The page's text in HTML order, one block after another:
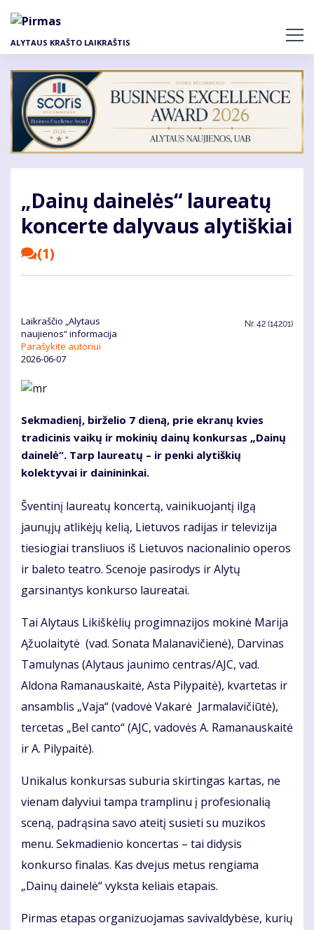
pagrindinį
ALYTAUS KRAŠTO LAIKRAŠTIS
„Dainų dainelės“ laureatų
koncerte dalyvaus alytiškiai
(1)
Laikraščio „Alytaus
naujienos“ informacija
Parašykite autoriui
2026-06-07
Nr. 42 (14201)
Sekmadienį, birželio 7 dieną, prie ekranų kvies
tradicinis vaikų ir mokinių dainų konkursas „Dainų
dainelė“. Tarp laureatų – ir penki alytiškių
kolektyvai ir dainininkai.
Šventinį laureatų koncertą, vainikuojantį ilgą
jaunųjų atlikėjų kelią, Lietuvos radijas ir televizija
tiesiogiai transliuos iš Lietuvos nacionalinio operos
ir baleto teatro. Scenoje pasirodys ir Alytų
garsinantys konkurso laureatai.
Tai Alytaus Likiškėlių progimnazijos mokinė Marija
Ąžuolaitytė (vad. Sonata Malanavičienė), Darvinas
Tamulynas (Alytaus jaunimo centras/AJC, vad.
Aldona Ramanauskaitė, Asta Pilypaitė), kvartetas ir
ansamblis „Vaja“ (vadovė Vakarė Jarmalavičiūtė),
tercetas „Bel canto“ (AJC, vadovės A. Ramanauskaitė
ir A. Pilypaitė).
Unikalus konkursas suburia skirtingas kartas, ne
vienam dalyviui tampa tramplinu į profesionalią
sceną, padrąsina savo ateitį susieti su muzikos
menu. Sekmadienio koncertas – tai didysis
konkurso finalas. Kas dvejus metus rengiama
„Dainų dainelė“ vyksta keliais etapais.
Pirmas etapas organizuojamas savivaldybėse, kurių